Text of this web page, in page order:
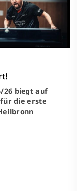
26 biegt auf
die erste